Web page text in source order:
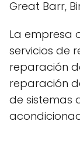
Great Barr,
La empresa
servicios de
reparación
reparación
de sistemas